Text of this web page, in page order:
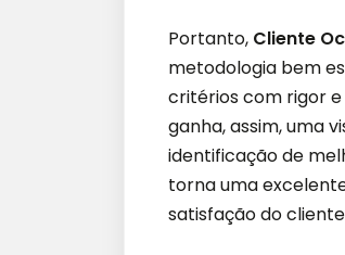
Portanto, Cliente
metodologia bem
critérios com rigor e
ganha, assim, uma
identificação de
torna uma
satisfação do